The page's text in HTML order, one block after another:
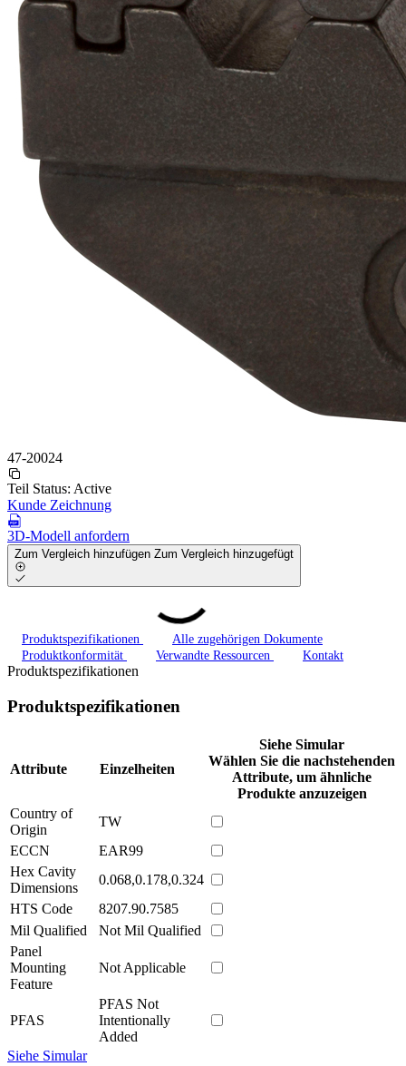
47-20024
Teil Status: Active
Kunde Zeichnung
3D-Modell anfordern
Zum Vergleich hinzufügen Zum Vergleich hinzugefügt
Produktspezifikationen
Alle zugehörigen Dokumente
Produktkonformität
Verwandte Ressourcen Kontakt
Produktspezifikationen
Produktspezifikationen
Attribute Einzelheiten
Siehe Simular
Wählen Sie die nachstehenden
Attribute, um ähnliche
Produkte anzuzeigen
Country of
Origin
TW
ECCN
EAR99
Hex Cavity
Dimensions
0.068,0.178,0.324
HTS Code
8207.90.7585
Mil Qualified
Not Mil Qualified
Panel
Mounting
Feature
Not Applicable
PFAS
PFAS Not
Intentionally
Added
Siehe Simular